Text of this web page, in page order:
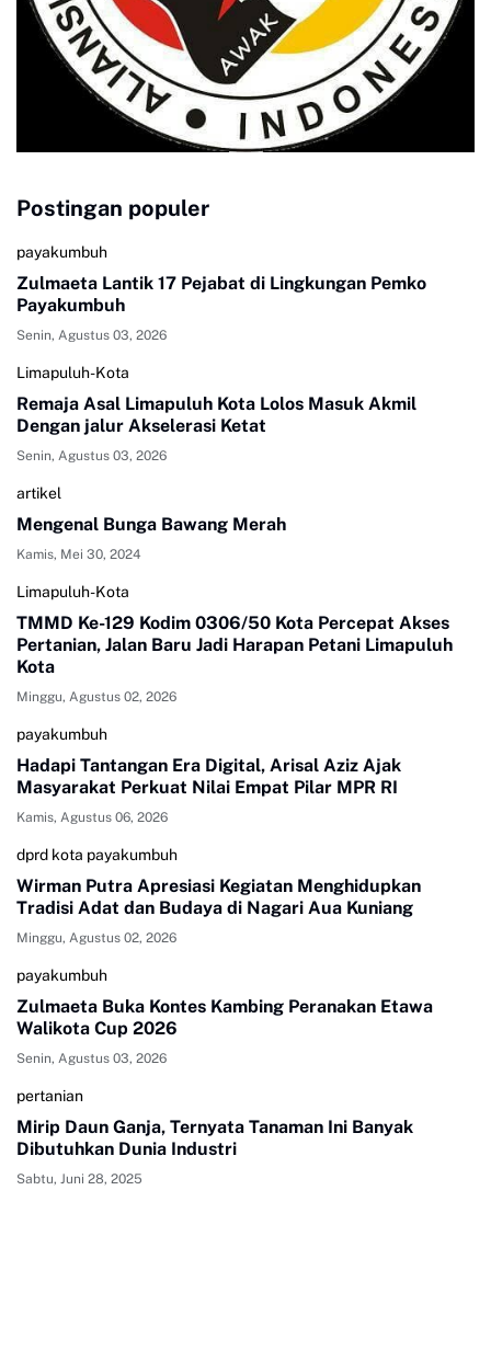
Postingan populer
payakumbuh
Zulmaeta Lantik 17 Pejabat di Lingkungan Pemko
Payakumbuh
Senin, Agustus 03, 2026
Limapuluh-Kota
Remaja Asal Limapuluh Kota Lolos Masuk Akmil
Dengan jalur Akselerasi Ketat
Senin, Agustus 03, 2026
artikel
Mengenal Bunga Bawang Merah
Kamis, Mei 30, 2024
Limapuluh-Kota
TMMD Ke-129 Kodim 0306/50 Kota Percepat Akses
Pertanian, Jalan Baru Jadi Harapan Petani Limapuluh
Kota
Minggu, Agustus 02, 2026
payakumbuh
Hadapi Tantangan Era Digital, Arisal Aziz Ajak
Masyarakat Perkuat Nilai Empat Pilar MPR RI
Kamis, Agustus 06, 2026
dprd kota payakumbuh
Wirman Putra Apresiasi Kegiatan Menghidupkan
Tradisi Adat dan Budaya di Nagari Aua Kuniang
Minggu, Agustus 02, 2026
payakumbuh
Zulmaeta Buka Kontes Kambing Peranakan Etawa
Walikota Cup 2026
Senin, Agustus 03, 2026
pertanian
Mirip Daun Ganja, Ternyata Tanaman Ini Banyak
Dibutuhkan Dunia Industri
Sabtu, Juni 28, 2025